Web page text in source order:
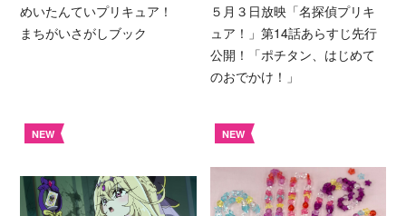
めいたんていプリキュア！
まちがいさがしブック
５月３日放映「名探偵プリキ
ュア！」第14話あらすじ先行
公開！「ポチタン、はじめて
のおでかけ！」
NEW NEW